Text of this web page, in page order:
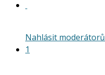
Nahlásit
1